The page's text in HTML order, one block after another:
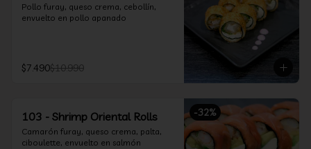
Pollo furay, queso crema, cebollín,
envuelto en pollo apanado
$7.490$10.990
-32%
103 - Shrimp Oriental Rolls
Camarón furay, queso crema, palta,
ciboulette, envuelto en salmón